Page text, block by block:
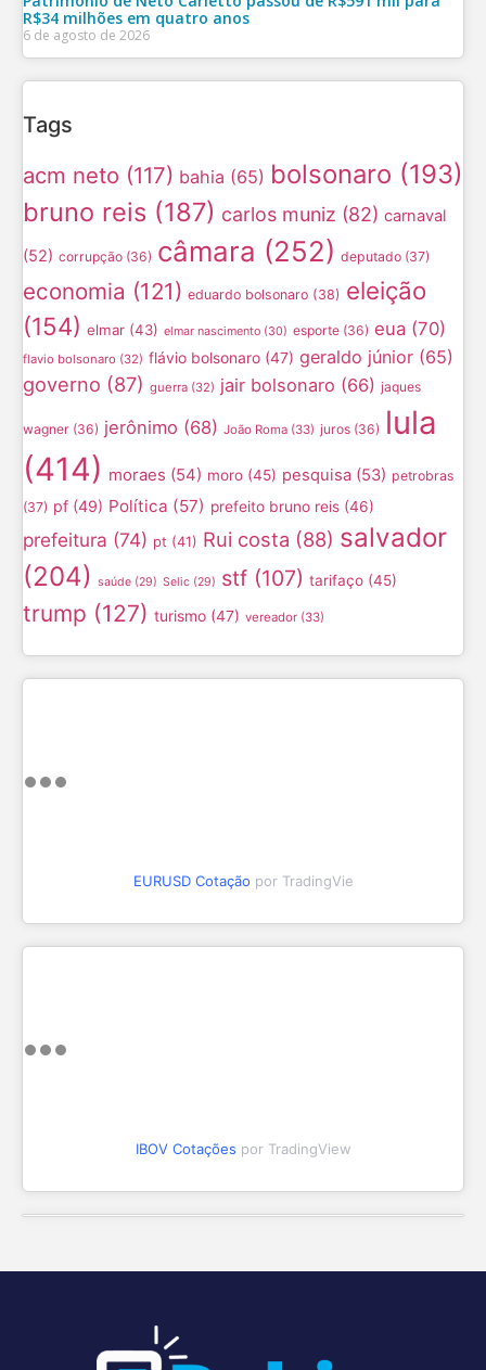
R$34 milhões em quatro anos
6 de agosto de 2026
Tags
acm neto (117) bahia (65) bolsonaro (193)
bruno reis (187) carlos muniz (82) carnaval
(52) corrupção (36) câmara (252) deputado (37)
economia (121) eduardo bolsonaro (38) eleição
(154) elmar (43) elmar nascimento (30) esporte (36) eua (70)
flavio bolsonaro (32) flávio bolsonaro (47) geraldo júnior (65)
governo (87) guerra (32) jair bolsonaro (66) jaques
wagner (36) jerônimo (68) João Roma (33) juros (36) lula
(414) moraes (54) moro (45) pesquisa (53) petrobras
(37) pf (49) Política (57) prefeito bruno reis (46)
prefeitura (74) pt (41) Rui costa (88) salvador
(204) saúde (29) Selic (29) stf (107) tarifaço (45)
trump (127) turismo (47) vereador (33)
EURUSD Cotação por TradingVie
IBOV Cotações por TradingView